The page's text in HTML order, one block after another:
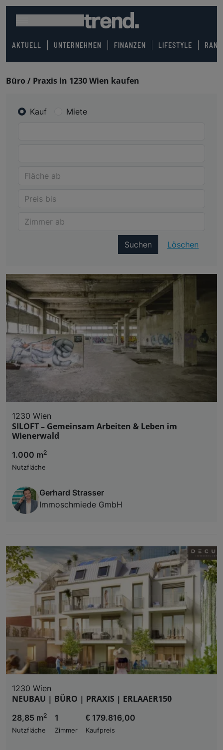
AKTUELL UNTERNEHMEN FINANZEN LIFESTYLE
Büro / Praxis in 1230 Wien kaufen
Kauf Miete
Suchen Löschen
1230 Wien
SILOFT – Gemeinsam Arbeiten & Leben im
Wienerwald
1.000 m2
Nutzfläche
Gerhard Strasser
Immoschmiede GmbH
1230 Wien
NEUBAU | BÜRO | PRAXIS | ERLAAER150
28,85 m2
Nutzfläche
1
Zimmer
€ 179.816,00
Kaufpreis